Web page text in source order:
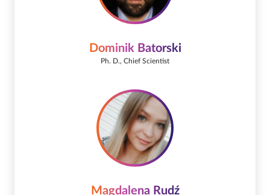
Dominik Batorski
Ph. D., Chief Scientist
Magdalena Rudź